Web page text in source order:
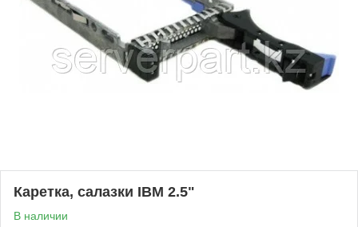
Каретка, салазки IBM 2.5"
В наличии